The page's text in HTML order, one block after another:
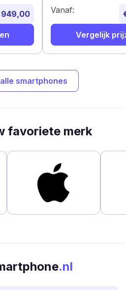
Vanaf:
Vergelijk
smartphones
favoriete merk
.nl